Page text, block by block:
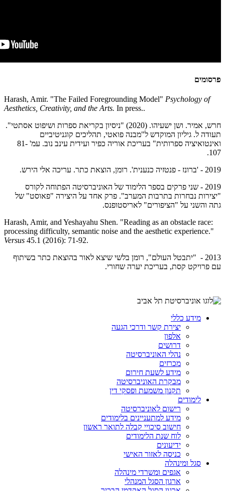
פרסומים
Harash, Amir. "The Failed Foregrounding Model" Psychology of
Aesthetics, Creativity, and the Arts. In press..
חרש, אמיר. ושן ישעיהו. (2020) "ניסיון בקריאת ספרות ושיפוט אסתטי".
תעודה ל. גיליון המוקדש ל"מבנה פואטי, תהליכים קוגניטיביים
ואינטואיציה ספרותית" בעריכת אוריה כפיר ועידית עינב נוב. עמ' 81-
107.
2019 - 'ברונז - פנטזיה כנענית'. רומן, הוצאת כתר. עריכה אלי הירש.
2019 - שני פרקים בספר הלימוד של האוניברסיטה הפתוחה לקורס
"יצירות נבחרות בתרבות המערב". פרק אחד על היצירה "פאוסט" של
גתה והשני על "הציפורים" לאריסטופנס.
Harash, Amir, and Yeshayahu Shen. "Reading as an obstacle race:
processing difficulty, semantic noise and the aesthetic experience."
Versus 45.1 (2016): 71-92.
2013 - "יתבטל העולם", רומן בלשי שיצא לאור בהוצאת כתר בשיתוף
עם פרויקט קסת, בעריכת יערה שחורי.
מידע כללי
יצירת קשר ודרכי הגעה
אלפון
דרושים
נהלי האוניברסיטה
מכרזים
מידע לשעת חירום
מבקרת האוניברסיטה
תקנון משמעת ופסקי דין
לימודים
רישום לאוניברסיטה
מידע למתעניינים בלימודים
חישוב סיכויי קבלה לתואר ראשון
לוח שנת הלימודים
ידיעונים
כניסה לאזור האישי
סגל ומינהלה
אגפים ומשרדי מינהלה
ארגון הסגל המנהלי